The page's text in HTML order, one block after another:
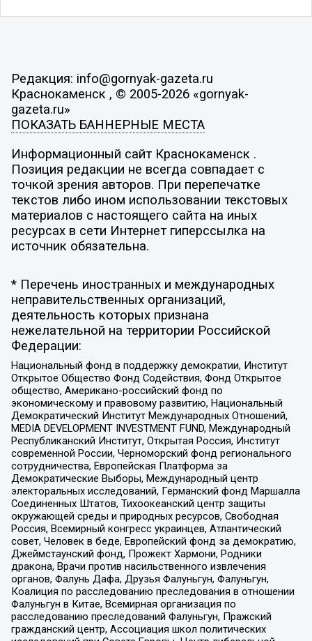
Редакция: info@gornyak-gazeta.ru
Краснокаменск , © 2005-2026 «gornyak-
gazeta.ru»
ПОКАЗАТЬ БАННЕРНЫЕ МЕСТА
Информационный сайт Краснокаменск .
Позиция редакции не всегда совпадает с
точкой зрения авторов. При перепечатке
текстов либо ином использовании текстовых
материалов с настоящего сайта на иных
ресурсах в сети Интернет гиперссылка на
источник обязательна.
* Перечень иностранных и международных
неправительственных организаций,
деятельность которых признана
нежелательной на территории Российской
Федерации:
Национальный фонд в поддержку демократии, Институт
Открытое Общество Фонд Содействия, Фонд Открытое
общество, Американо-российский фонд по
экономическому и правовому развитию, Национальный
Демократический Институт Международных Отношений,
MEDIA DEVELOPMENT INVESTMENT FUND, Международный
Республиканский Институт, Открытая Россия, Институт
современной России, Черноморский фонд регионального
сотрудничества, Европейская Платформа за
Демократические Выборы, Международный центр
электоральных исследований, Германский фонд Маршалла
Соединенных Штатов, Тихоокеанский центр защиты
окружающей среды и природных ресурсов, Свободная
Россия, Всемирный конгресс украинцев, Атлантический
совет, Человек в беде, Европейский фонд за демократию,
Джеймстаунский фонд, Прожект Хармони, Родники
дракона, Врачи против насильственного извлечения
органов, Фалунь Дафа, Друзья Фалуньгун, Фалуньгун,
Коалиция по расследованию преследования в отношении
Фалуньгун в Китае, Всемирная организация по
расследованию преследований Фалуньгун, Пражский
гражданский центр, Ассоциация школ политических